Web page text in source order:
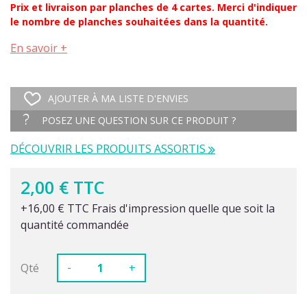
Prix et livraison par planches de 4 cartes. Merci d'indiquer
le nombre de planches souhaitées dans la quantité.
En savoir +
AJOUTER À MA LISTE D'ENVIES
POSEZ UNE QUESTION SUR CE PRODUIT ?
DÉCOUVRIR LES PRODUITS ASSORTIS
2,00 € TTC
+16,00 € TTC Frais d'impression quelle que soit la
quantité commandée
Qté - +